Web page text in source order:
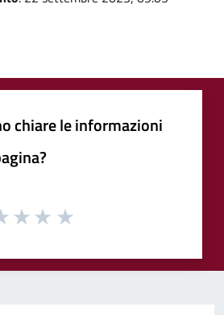
chiare le informazioni